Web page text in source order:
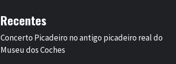
Recentes
Concerto Picadeiro no antigo picadeiro real do
Museu dos Coches